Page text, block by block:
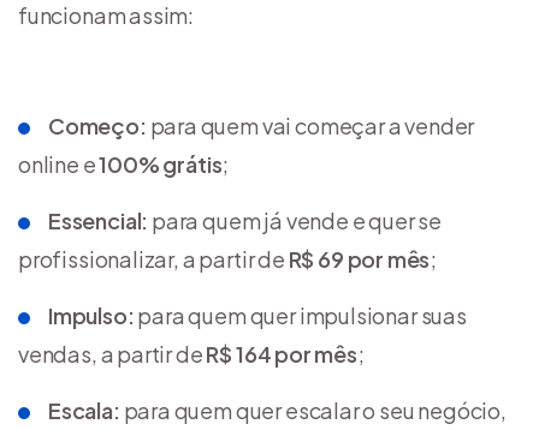
funcionam assim:
Começo: para quem vai começar a vender
online e100% grátis;
Essencial: para quem já vende e quer se
profissionalizar, a partir de R$ 69 por mês;
Impulso: para quem quer impulsionar suas
vendas, a partir deR$ 164 por mês;
Escala: para quem quer escalar o seu negócio,